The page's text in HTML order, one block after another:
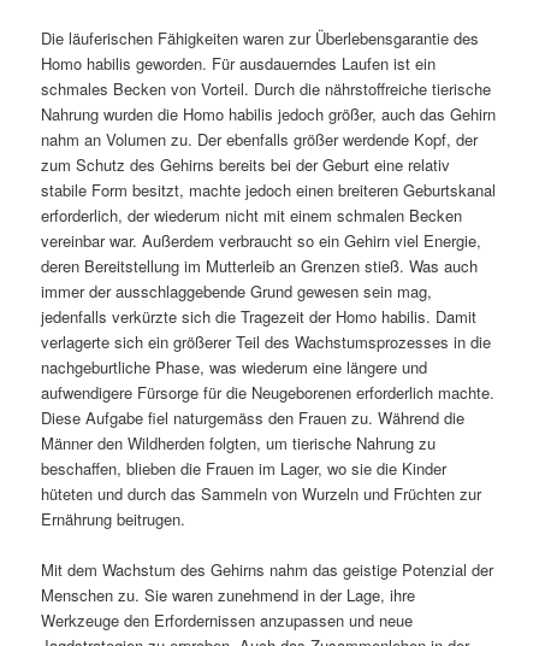
Die läuferischen Fähigkeiten waren zur Überlebensgarantie des
Homo habilis geworden. Für ausdauerndes Laufen ist ein
schmales Becken von Vorteil. Durch die nährstoffreiche tierische
Nahrung wurden die Homo habilis jedoch größer, auch das Gehirn
nahm an Volumen zu. Der ebenfalls größer werdende Kopf, der
zum Schutz des Gehirns bereits bei der Geburt eine relativ
stabile Form besitzt, machte jedoch einen breiteren Geburtskanal
erforderlich, der wiederum nicht mit einem schmalen Becken
vereinbar war. Außerdem verbraucht so ein Gehirn viel Energie,
deren Bereitstellung im Mutterleib an Grenzen stieß. Was auch
immer der ausschlaggebende Grund gewesen sein mag,
jedenfalls verkürzte sich die Tragezeit der Homo habilis. Damit
verlagerte sich ein größerer Teil des Wachstumsprozesses in die
nachgeburtliche Phase, was wiederum eine längere und
aufwendigere Fürsorge für die Neugeborenen erforderlich machte.
Diese Aufgabe fiel naturgemäss den Frauen zu. Während die
Männer den Wildherden folgten, um tierische Nahrung zu
beschaffen, blieben die Frauen im Lager, wo sie die Kinder
hüteten und durch das Sammeln von Wurzeln und Früchten zur
Ernährung beitrugen.
Mit dem Wachstum des Gehirns nahm das geistige Potenzial der
Menschen zu. Sie waren zunehmend in der Lage, ihre
Werkzeuge den Erfordernissen anzupassen und neue